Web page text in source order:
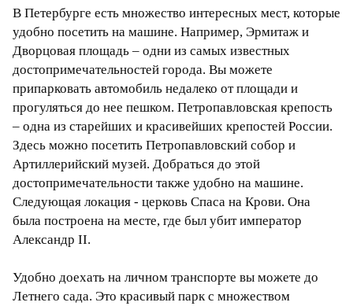
В Петербурге есть множество интересных мест, которые
удобно посетить на машине. Например, Эрмитаж и
Дворцовая площадь – одни из самых известных
достопримечательностей города. Вы можете
припарковать автомобиль недалеко от площади и
прогуляться до нее пешком. Петропавловская крепость
– одна из старейших и красивейших крепостей России.
Здесь можно посетить Петропавловский собор и
Артиллерийский музей. Добраться до этой
достопримечательности также удобно на машине.
Следующая локация - церковь Спаса на Крови. Она
была построена на месте, где был убит император
Александр II.
Удобно доехать на личном транспорте вы можете до
Летнего сада. Это красивый парк с множеством